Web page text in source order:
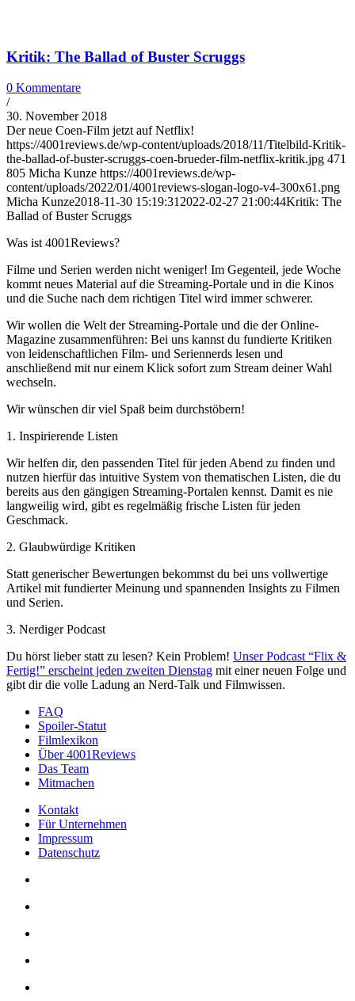
Kritik: The Ballad of Buster Scruggs
0 Kommentare
/
30. November 2018
Der neue Coen-Film jetzt auf Netflix!
https://4001reviews.de/wp-content/uploads/2018/11/Titelbild-Kritik-
the-ballad-of-buster-scruggs-coen-brueder-film-netflix-kritik.jpg 471
805 Micha Kunze https://4001reviews.de/wp-
content/uploads/2022/01/4001reviews-slogan-logo-v4-300x61.png
Micha Kunze2018-11-30 15:19:31 2022-02-27 21:00:44Kritik: The
Ballad of Buster Scruggs
Was ist 4001Reviews?
Filme und Serien werden nicht weniger! Im Gegenteil, jede Woche
kommt neues Material auf die Streaming-Portale und in die Kinos
und die Suche nach dem richtigen Titel wird immer schwerer.
Wir wollen die Welt der Streaming-Portale und die der Online-
Magazine zusammenführen: Bei uns kannst du fundierte Kritiken
von leidenschaftlichen Film- und Seriennerds lesen und
anschließend mit nur einem Klick sofort zum Stream deiner Wahl
wechseln.
Wir wünschen dir viel Spaß beim durchstöbern!
1. Inspirierende Listen
Wir helfen dir, den passenden Titel für jeden Abend zu finden und
nutzen hierfür das intuitive System von thematischen Listen, die du
bereits aus den gängigen Streaming-Portalen kennst. Damit es nie
langweilig wird, gibt es regelmäßig frische Listen für jeden
Geschmack.
2. Glaubwürdige Kritiken
Statt generischer Bewertungen bekommst du bei uns vollwertige
Artikel mit fundierter Meinung und spannenden Insights zu Filmen
und Serien.
3. Nerdiger Podcast
Du hörst lieber statt zu lesen? Kein Problem! Unser Podcast “Flix &
Fertig!” erscheint jeden zweiten Dienstag mit einer neuen Folge und
gibt dir die volle Ladung an Nerd-Talk und Filmwissen.
FAQ
Spoiler-Statut
Filmlexikon
Über 4001Reviews
Das Team
Mitmachen
Kontakt
Für Unternehmen
Impressum
Datenschutz